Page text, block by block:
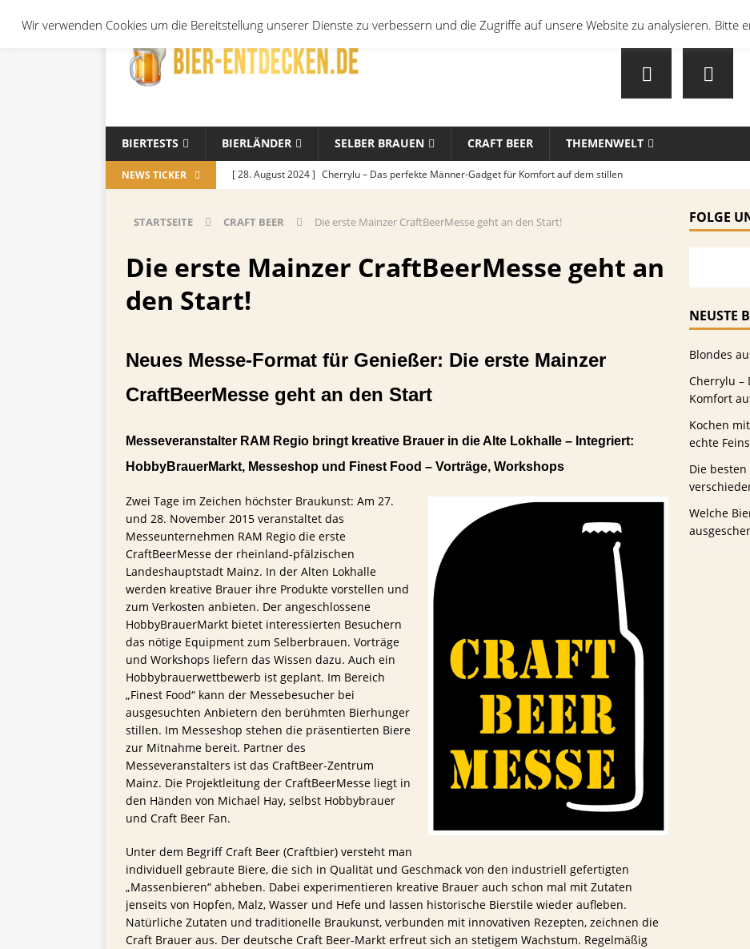
BIERTESTS BIERLÄNDER SELBER BRAUEN CRAFT BEER THEMENWELT
NEWS TICKER [ 28. August 2024 ] Cherrylu – Das perfekte Männer-Gadget für Komfort auf dem stillen
[ 14. November 2023 ] Kochen mit Bier: Unkonventionelle Rezepte für echte Feinschmecker
ALLGEMEIN
Die besten Biersorten und -Kombinationen für verschiedene Sportarten
und Jahreszeiten
TIPPS FÜR BIERTRINKER
[ 29. Mai 2025 ] Blondes aus Schwaney BIERTESTS
STARTSEITE CRAFT BEER Die erste Mainzer CraftBeerMesse geht an den Start!
Die erste Mainzer CraftBeerMesse geht an
den Start!
Neues Messe-Format für Genießer: Die erste Mainzer
CraftBeerMesse geht an den Start
Messeveranstalter RAM Regio bringt kreative Brauer in die Alte Lokhalle – Integriert:
HobbyBrauerMarkt, Messeshop und Finest Food – Vorträge, Workshops
Zwei Tage im Zeichen höchster Braukunst: Am 27.
und 28. November 2015 veranstaltet das
Messeunternehmen RAM Regio die erste
CraftBeerMesse der rheinland-pfälzischen
Landeshauptstadt Mainz. In der Alten Lokhalle
werden kreative Brauer ihre Produkte vorstellen und
zum Verkosten anbieten. Der angeschlossene
HobbyBrauerMarkt bietet interessierten Besuchern
das nötige Equipment zum Selberbrauen. Vorträge
und Workshops liefern das Wissen dazu. Auch ein
Hobbybrauerwettbewerb ist geplant. Im Bereich
„Finest Food“ kann der Messebesucher bei
ausgesuchten Anbietern den berühmten Bierhunger
stillen. Im Messeshop stehen die präsentierten Biere
zur Mitnahme bereit. Partner des
Messeveranstalters ist das CraftBeer-Zentrum
Mainz. Die Projektleitung der CraftBeerMesse liegt in
den Händen von Michael Hay, selbst Hobbybrauer
und Craft Beer Fan.
Unter dem Begriff Craft Beer (Craftbier) versteht man
individuell gebraute Biere, die sich in Qualität und Geschmack von den industriell gefertigten
„Massenbieren“ abheben. Dabei experimentieren kreative Brauer auch schon mal mit Zutaten
jenseits von Hopfen, Malz, Wasser und Hefe und lassen historische Bierstile wieder aufleben.
Natürliche Zutaten und traditionelle Braukunst, verbunden mit innovativen Rezepten, zeichnen die
Craft Brauer aus. Der deutsche Craft Beer-Markt erfreut sich an stetigem Wachstum. Regelmäßig
FOLGE
NEUSTE
Blondes
Cherrylu –
Komfort
Kochen
echte
Die
Welche
Wir verwenden Cookies um die Bereitstellung unserer Dienste zu verbessern und die Zugriffe auf unsere Website zu analysieren. Bitte